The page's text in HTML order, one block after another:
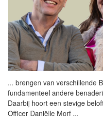
... brengen van verschillende
fundamenteel andere
Daarbij hoort een stevige
Officer Daniëlle Morf ...